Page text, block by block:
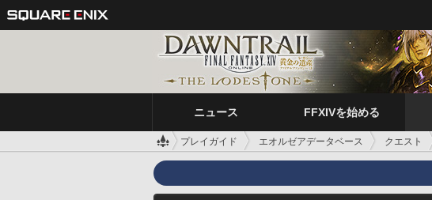
ニュース FFXIVを始める
プレイガイド エオルゼアデータベース クエスト